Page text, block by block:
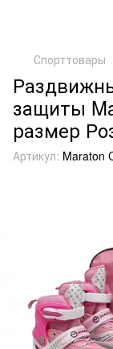
Спорттовары
защиты
размер
Артикул: Maraton